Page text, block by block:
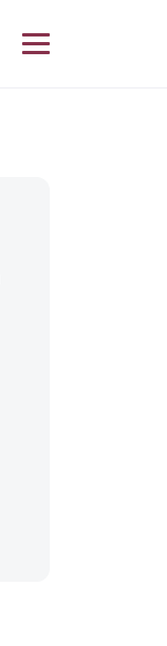
Menü